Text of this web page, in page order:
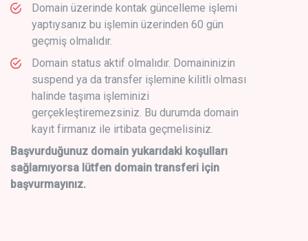
Domain üzerinde kontak güncelleme işlemi
yaptıysanız bu işlemin üzerinden 60 gün
geçmiş olmalıdır.
Domain status aktif olmalıdır. Domaininizin
suspend ya da transfer işlemine kilitli olması
halinde taşıma işleminizi
gerçekleştiremezsiniz. Bu durumda domain
kayıt firmanız ile irtibata geçmelisiniz.
Başvurduğunuz domain yukarıdaki koşulları
sağlamıyorsa lütfen domain transferi için
başvurmayınız.